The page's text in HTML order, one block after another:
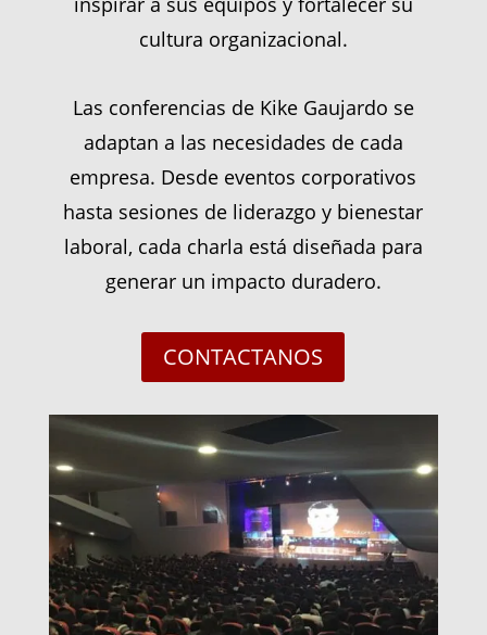
cultura organizacional.
Las conferencias de Kike Gaujardo se
adaptan a las necesidades de cada
empresa. Desde eventos corporativos
hasta sesiones de liderazgo y bienestar
laboral, cada charla está diseñada para
generar un impacto duradero.
CONTACTANOS